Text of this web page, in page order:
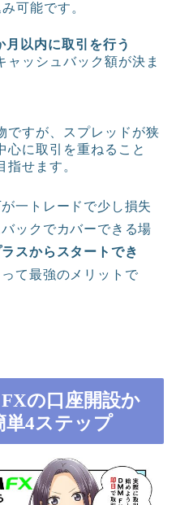
可能です。
月以内に取引を行う
ャッシュバック額が決ま
ですが、スプレッドが狭
心に取引を重ねること
指せます。
一トレードで少し損失
ックでカバーできる場
ラスからスタートでき
て最強のメリットで
の口座開設か
単4ステップ
ホーム